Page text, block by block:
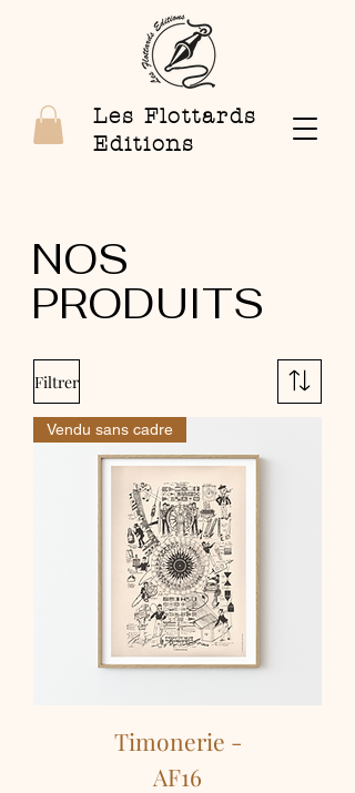
Les Flottards
Editions
NOS
PRODUITS
Filtrer
Vendu sans cadre
Timonerie -
AF16